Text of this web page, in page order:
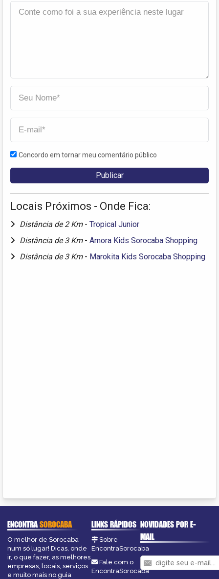
Concordo em tornar meu comentário público
Locais Próximos - Onde Fica:
Distância de 2 Km - Tropical Junior
Distância de 3 Km - Amora Kids Sorocaba Shopping
Distância de 3 Km - Marokita Kids Sorocaba Shopping
ENCONTRASOROCABA
O melhor de Sorocaba
num só lugar! Dicas, onde
ir, o que fazer, as melhores
empresas, locais, serviços
e muito mais no guia
LINKS RÁPIDOS
Sobre
EncontraSorocaba
Fale com o
EncontraSorocaba
NOVIDADES POR E-
MAIL